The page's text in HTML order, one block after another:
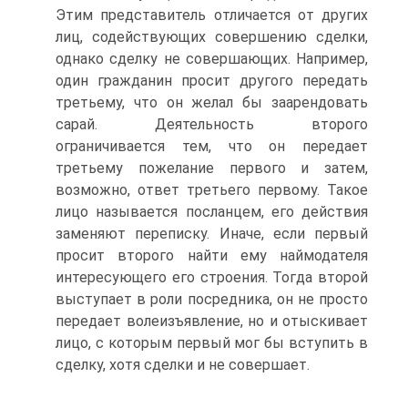
Этим представитель отличается от других
лиц, содействующих совершению сделки,
однако сделку не совершающих. Например,
один гражданин просит другого передать
третьему, что он желал бы заарендовать
сарай. Деятельность второго
ограничивается тем, что он передает
третьему пожелание первого и затем,
возможно, ответ третьего первому. Такое
лицо называется посланцем, его действия
заменяют переписку. Иначе, если первый
просит второго найти ему наймодателя
интересующего его строения. Тогда второй
выступает в роли посредника, он не просто
передает волеизъявление, но и отыскивает
лицо, с которым первый мог бы вступить в
сделку, хотя сделки и не совершает.